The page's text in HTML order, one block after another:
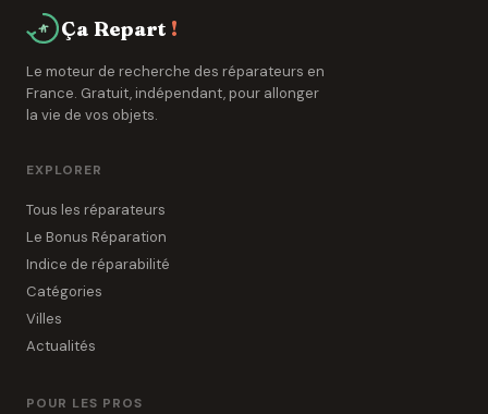
Ça Repart !
Le moteur de recherche des réparateurs en
France. Gratuit, indépendant, pour allonger
la vie de vos objets.
EXPLORER
Tous les réparateurs
Le Bonus Réparation
Indice de réparabilité
Catégories
Villes
Actualités
POUR LES PROS